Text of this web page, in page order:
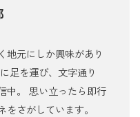
地元にしか興味があり
足を運び、文字通り
中。 思い立ったら即行
さがしています。